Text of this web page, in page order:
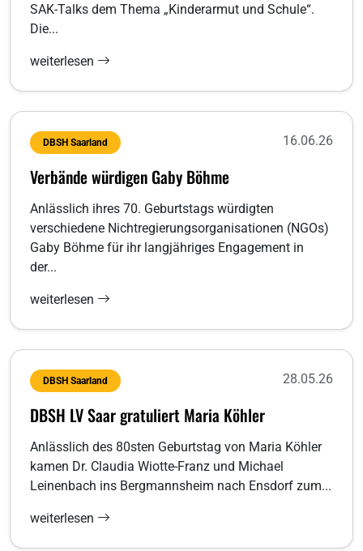
SAK-Talks dem Thema „Kinderarmut und Schule“.
Die...
weiterlesen
DBSH Saarland 16.06.26
Verbände würdigen Gaby Böhme
Anlässlich ihres 70. Geburtstags würdigten
verschiedene Nichtregierungsorganisationen (NGOs)
Gaby Böhme für ihr langjähriges Engagement in
der...
weiterlesen
DBSH Saarland 28.05.26
DBSH LV Saar gratuliert Maria Köhler
Anlässlich des 80sten Geburtstag von Maria Köhler
kamen Dr. Claudia Wiotte-Franz und Michael
Leinenbach ins Bergmannsheim nach Ensdorf zum...
weiterlesen